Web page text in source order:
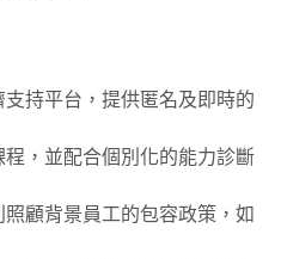
持平台，提供匿名及即時的
，並配合個別化的能力診斷
顧背景員工的包容政策，如